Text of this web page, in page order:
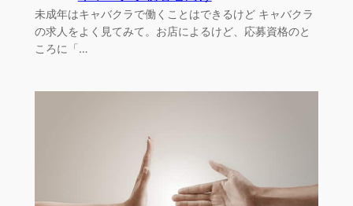
未成年はキャバクラで働くことはできるけど キャバクラ
の求人をよく見てみて。お店によるけど、応募資格のと
ころに「…